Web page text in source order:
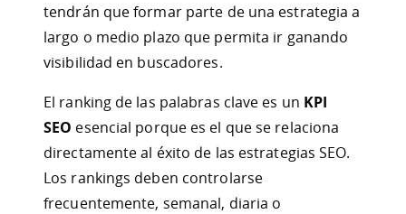
tendrán que formar parte de una estrategia a
largo o medio plazo que permita ir ganando
visibilidad en buscadores.
El ranking de las palabras clave es un KPI
SEO esencial porque es el que se relaciona
directamente al éxito de las estrategias SEO.
Los rankings deben controlarse
frecuentemente, semanal, diaria o